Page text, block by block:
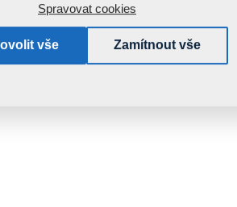
Spravovat cookies
vše Zamítnout vše